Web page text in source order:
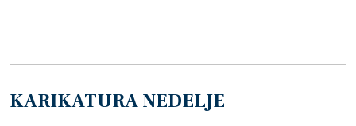
KARIKATURA NEDELJE